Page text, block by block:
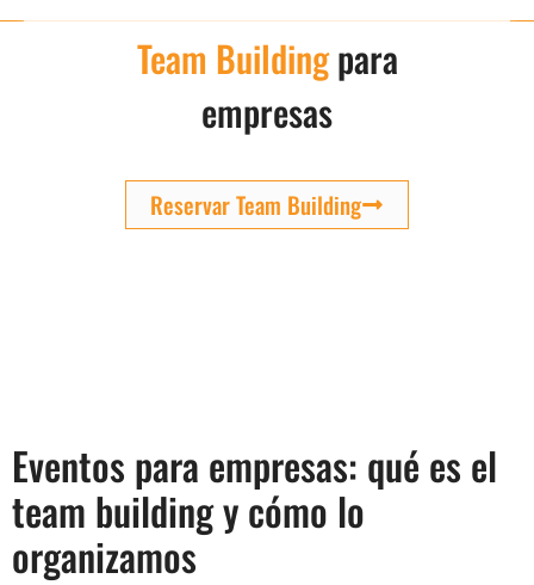
Team Buildingpara
empresas
Reservar Team Building
Eventos para empresas: qué es el
team building y cómo lo
organizamos